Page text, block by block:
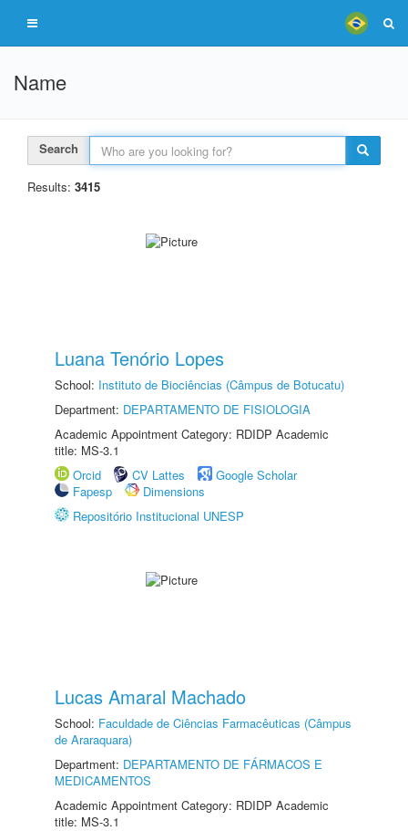
Name
Search
Results: 3415
Luana Tenório Lopes
School: Instituto de Biociências (Câmpus de Botucatu)
Department: DEPARTAMENTO DE FISIOLOGIA
Academic Appointment Category: RDIDP Academic
title: MS-3.1
Orcid
CV Lattes
Google Scholar
Fapesp
Dimensions
Repositório Institucional UNESP
Lucas Amaral Machado
School: Faculdade de Ciências Farmacêuticas (Câmpus
de Araraquara)
Department: DEPARTAMENTO DE FÁRMACOS E
MEDICAMENTOS
Academic Appointment Category: RDIDP Academic
title: MS-3.1